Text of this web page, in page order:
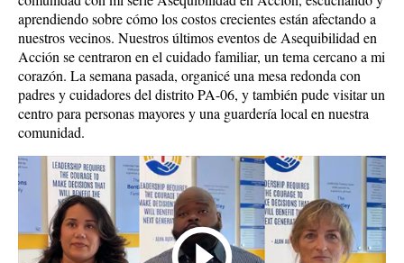
aprendiendo sobre cómo los costos crecientes están afectando a
nuestros vecinos. Nuestros últimos eventos de Asequibilidad en
Acción se centraron en el cuidado familiar, un tema cercano a mi
corazón. La semana pasada, organicé una mesa redonda con
padres y cuidadores del distrito PA-06, y también pude visitar un
centro para personas mayores y una guardería local en nuestra
comunidad.